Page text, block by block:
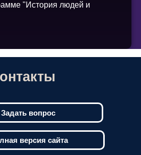
"История людей и
Задать вопрос
версия сайта